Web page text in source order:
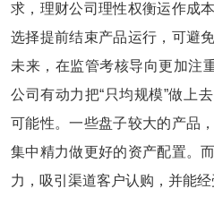
求，理财公司理性权衡运作成
选择提前结束产品运行，可避
未来，在监管考核导向更加注
公司有动力把“只均规模”做上
可能性。一些盘子较大的产品
集中精力做更好的资产配置。
力，吸引渠道客户认购，并能经